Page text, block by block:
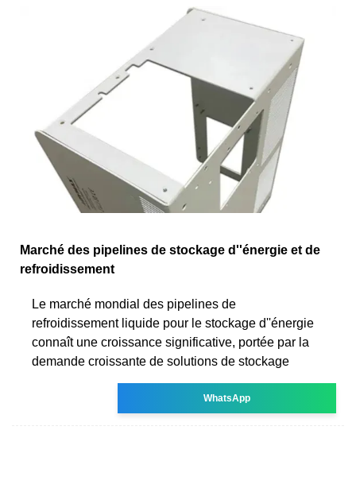
Marché des pipelines de stockage d''énergie et de
refroidissement
Le marché mondial des pipelines de
refroidissement liquide pour le stockage d''énergie
connaît une croissance significative, portée par la
demande croissante de solutions de stockage
WhatsApp